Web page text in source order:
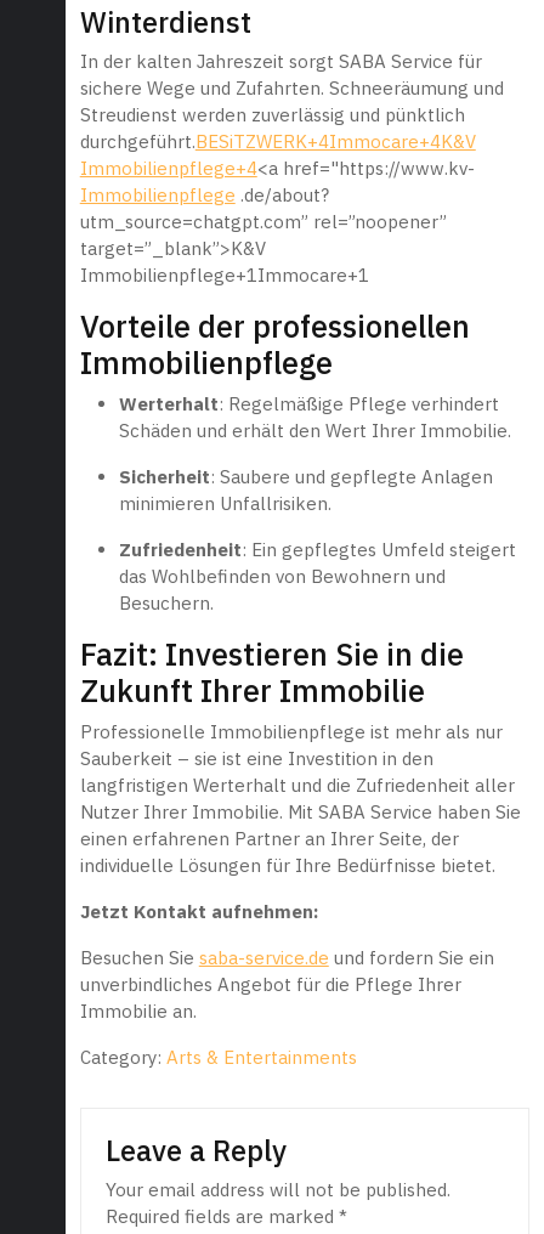
Winterdienst
In der kalten Jahreszeit sorgt SABA Service für
sichere Wege und Zufahrten. Schneeräumung und
Streudienst werden zuverlässig und pünktlich
durchgeführt.BESiTZWERK+4Immocare+4K&V
Immobilienpflege+4<a href="https://www.kv-
Immobilienpflege .de/about?
utm_source=chatgpt.com” rel=”noopener”
target=”_blank”>K&V
Immobilienpflege+1Immocare+1
Vorteile der professionellen
Immobilienpflege
Werterhalt: Regelmäßige Pflege verhindert
Schäden und erhält den Wert Ihrer Immobilie.
Sicherheit: Saubere und gepflegte Anlagen
minimieren Unfallrisiken.
Zufriedenheit: Ein gepflegtes Umfeld steigert
das Wohlbefinden von Bewohnern und
Besuchern.
Fazit: Investieren Sie in die
Zukunft Ihrer Immobilie
Professionelle Immobilienpflege ist mehr als nur
Sauberkeit – sie ist eine Investition in den
langfristigen Werterhalt und die Zufriedenheit aller
Nutzer Ihrer Immobilie. Mit SABA Service haben Sie
einen erfahrenen Partner an Ihrer Seite, der
individuelle Lösungen für Ihre Bedürfnisse bietet.
Jetzt Kontakt aufnehmen:
Besuchen Sie saba-service.de und fordern Sie ein
unverbindliches Angebot für die Pflege Ihrer
Immobilie an.
Category: Arts & Entertainments
Leave a Reply
Your email address will not be published.
Required fields are marked *